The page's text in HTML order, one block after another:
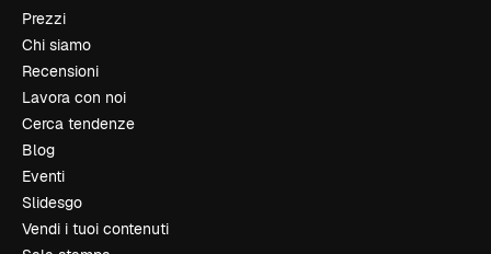
Prezzi
Chi siamo
Recensioni
Lavora con noi
Cerca tendenze
Blog
Eventi
Slidesgo
Vendi i tuoi contenuti